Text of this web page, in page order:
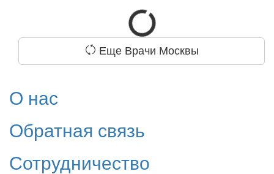
Еще Врачи Москвы
О нас
Обратная связь
Сотрудничество